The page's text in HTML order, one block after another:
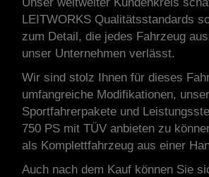
LEITWORKS Qualitätsstandards
zum Detail, die jedes Fahrzeug
unser Unternehmen verlässt.
Wir sind stolz Ihnen für dieses
umfangreiche Modifikationen,
Sportfahrerpakete und
750 PS mit TÜV anbieten zu
als Komplettfahrzeug aus einer
Auch nach dem Kauf können Sie